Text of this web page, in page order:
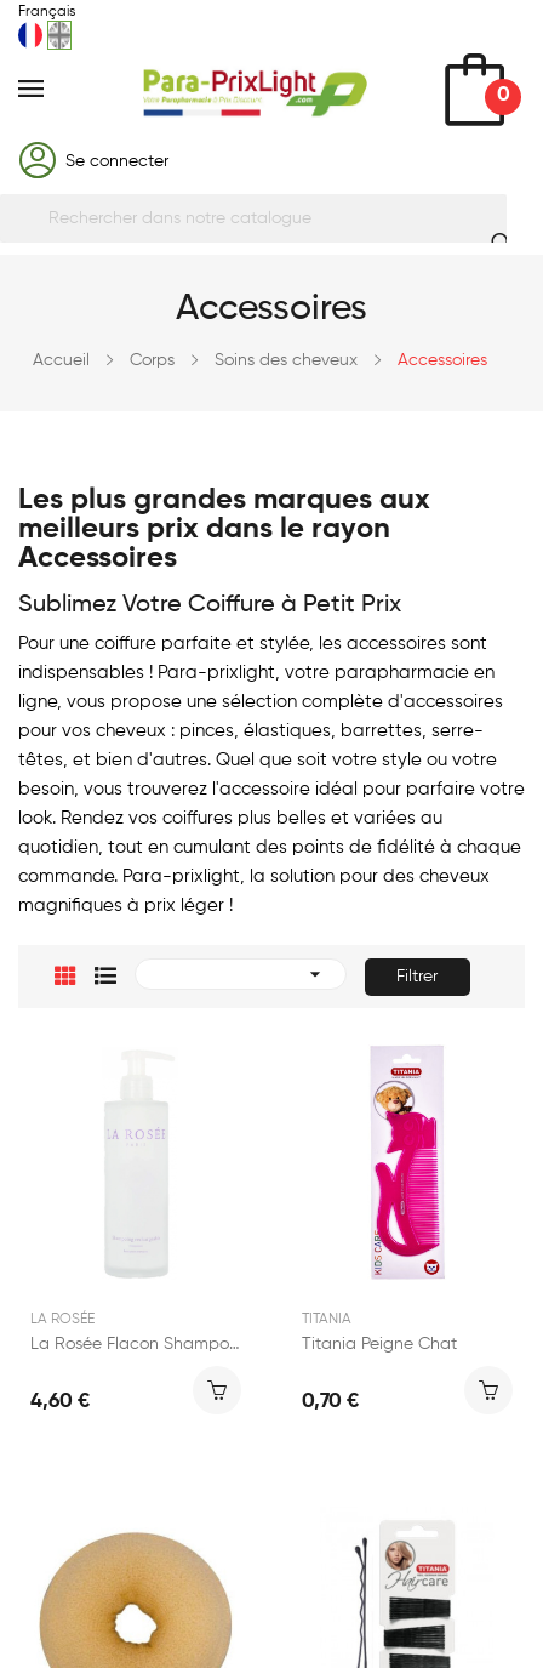
Français
0
Se connecter
Accessoires
Accueil Corps Soins des cheveux Accessoires
Les plus grandes marques aux
meilleurs prix dans le rayon
Accessoires
Sublimez Votre Coiffure à Petit Prix
Pour une coiffure parfaite et stylée, les accessoires sont
indispensables ! Para-prixlight, votre parapharmacie en
ligne, vous propose une sélection complète d'accessoires
pour vos cheveux : pinces, élastiques, barrettes, serre-
têtes, et bien d'autres. Quel que soit votre style ou votre
besoin, vous trouverez l'accessoire idéal pour parfaire votre
look. Rendez vos coiffures plus belles et variées au
quotidien, tout en cumulant des points de fidélité à chaque
commande. Para-prixlight, la solution pour des cheveux
magnifiques à prix léger !
 Filtrer
LA ROSÉE
La Rosée Flacon Shampoing Rechargeable Verre 200ml
4,60 €
TITANIA
Titania Peigne Chat
0,70 €